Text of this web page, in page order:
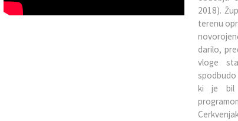
2018).
terenu
darilo,
vloge
spodbudo
ki je bil
Občinska priznanja
Gospodarstvo in razvojni projekti
Prodaja lokalnih spominkov